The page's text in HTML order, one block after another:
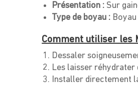
Présentation : Sur
Type de boyau :
Comment utiliser les
Dessaler
Les laisser réhydrater
Installer directement